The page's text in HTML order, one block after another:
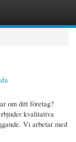
om ditt företag?
kvalitativa
Vi arbetar med